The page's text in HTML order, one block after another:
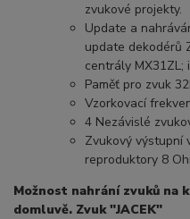
zvukové projekty.
Update a
update dekodérů
centrály MX31ZL;
Paměť pro zvuk
Vzorkovací
4 Nezávislé
Zvukový výstupní
reproduktory 8
Možnost nahrání zvuků na
domluvě. Zvuk "JACEK"